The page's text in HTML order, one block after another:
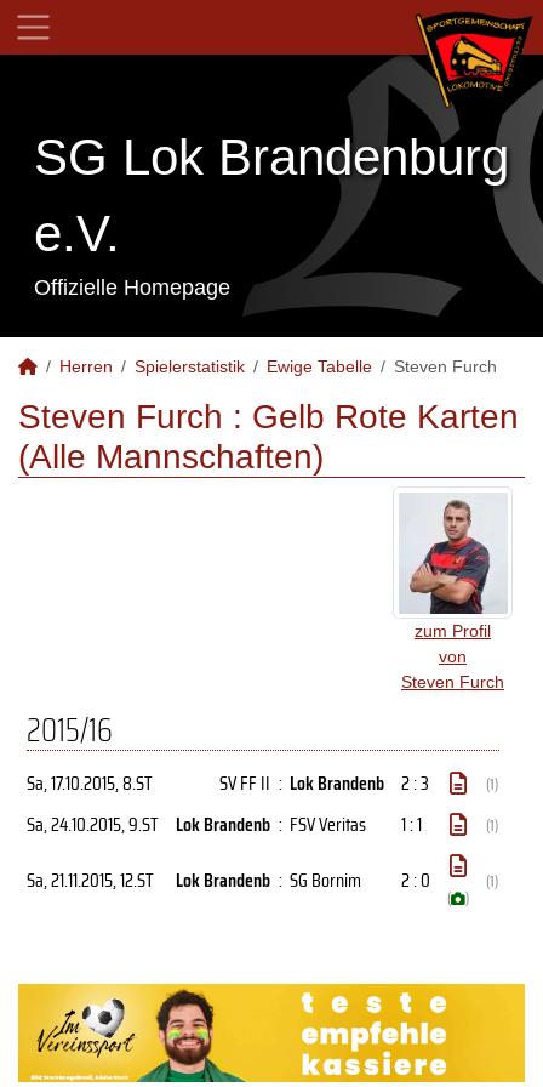
SG Lok Brandenburg
e.V.
Offizielle Homepage
Herren Spielerstatistik Ewige Tabelle Steven Furch
Steven Furch : Gelb Rote Karten
(Alle Mannschaften)
zum Profil
von
Steven Furch
2015/16
Sa, 17.10.2015, 8.ST SV FF II : Lok Brandenb 2 : 3 (1)
Sa, 24.10.2015, 9.ST Lok Brandenb : FSV Veritas 1 : 1 (1)
Sa, 21.11.2015, 12.ST Lok Brandenb : SG Bornim 2 : 0
( )
(1)